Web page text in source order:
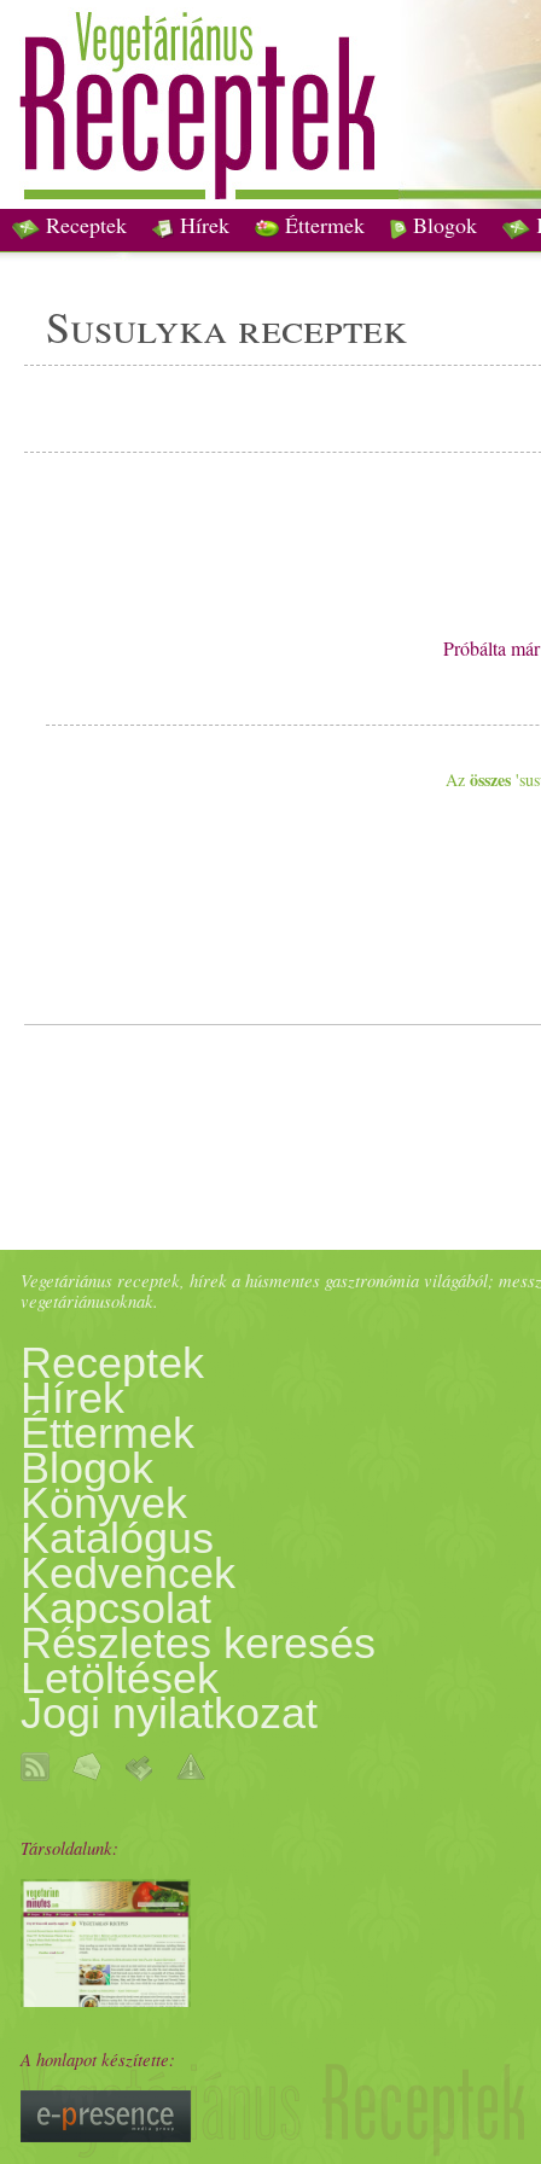
Receptek Hírek Éttermek Blogok
susulyka receptek
Próbálta
Az összes
Vegetáriánus receptek, hírek a húsmentes gasztronómia világából;
vegetáriánusoknak.
Receptek
Hírek
Éttermek
Blogok
Könyvek
Katalógus
Kedvencek
Kapcsolat
Részletes keresés
Letöltések
Jogi nyilatkozat
Társoldalunk:
A honlapot készítette: